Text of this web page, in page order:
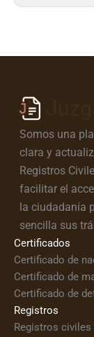
Somos una
clara y
Registros
facilitar el
la ciudadanía
sencilla sus
Certificados
Certificado de
Certificado de
Certificado de
Registros
Registros civiles